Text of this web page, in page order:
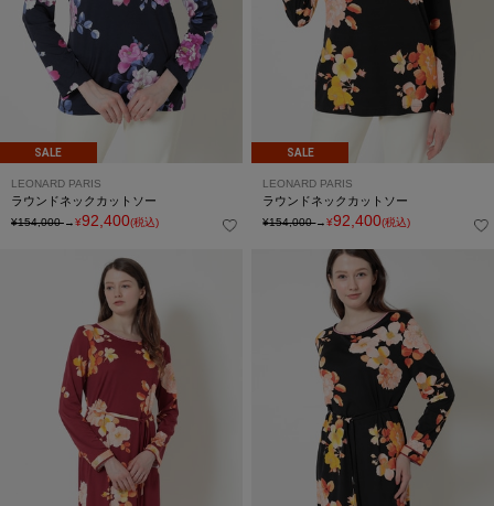
SALE
LEONARD PARIS
ラウンドネックカットソー
¥154,000→¥92,400(税込)
SALE
LEONARD PARIS
ラウンドネックカットソー
¥154,000→¥92,400(税込)